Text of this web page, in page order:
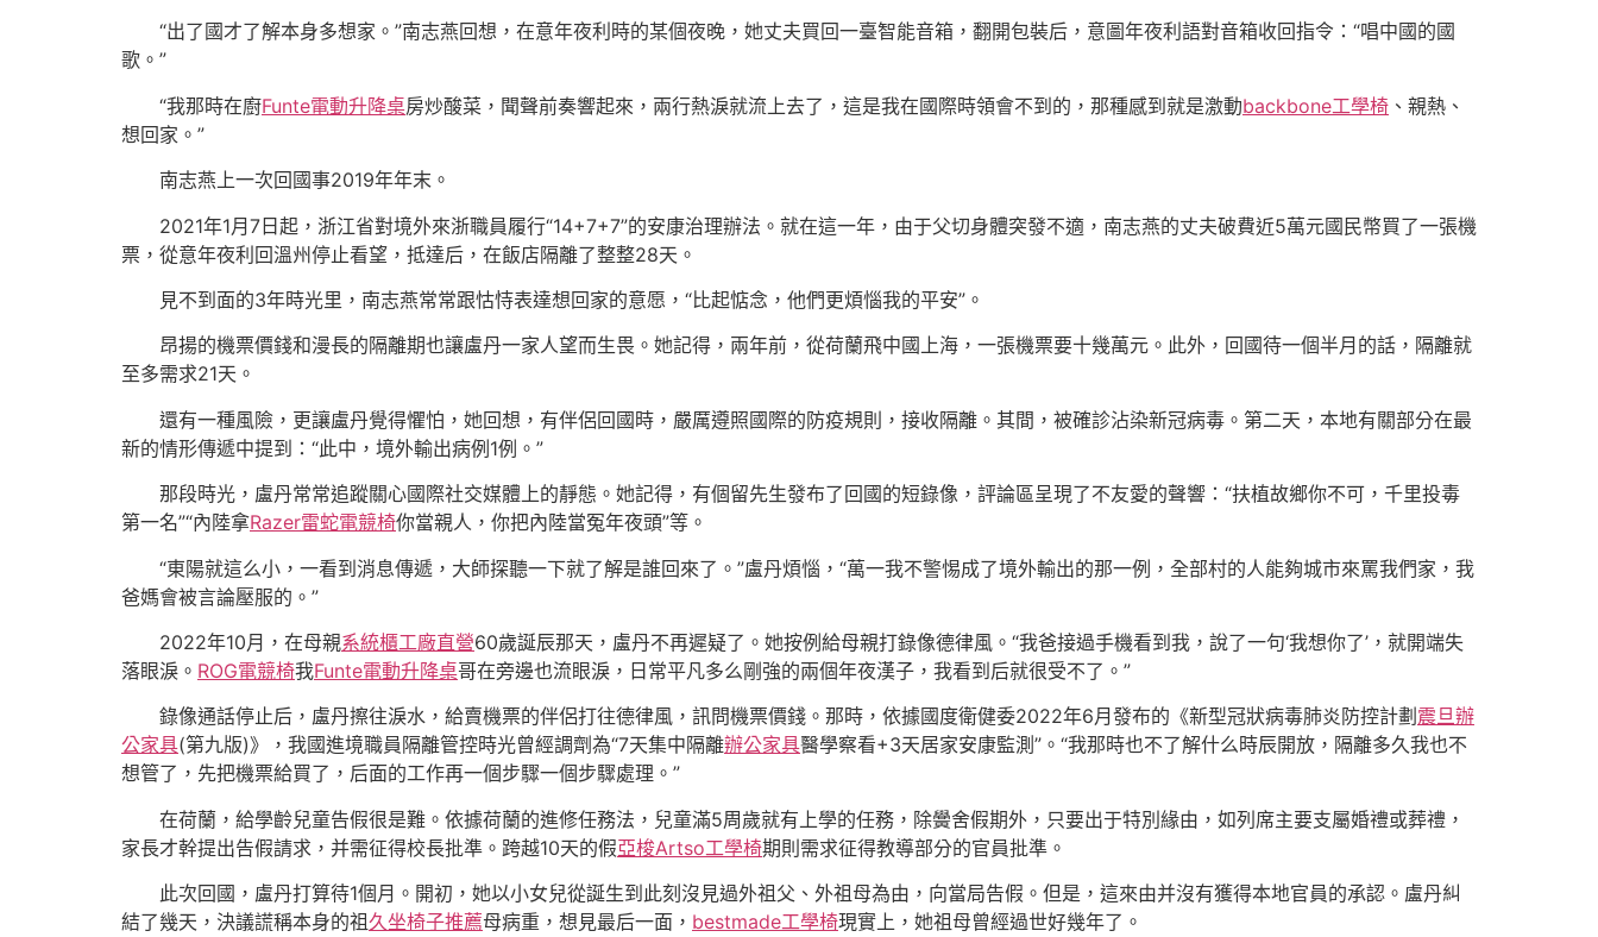
“出了國才了解本身多想家。”南志燕回想，在意年夜利時的某個夜晚，她丈夫買回一臺智能音箱，翻開包裝后，意圖年夜利語對音箱收回指令：“唱中國的國
歌。”
“我那時在廚Funte電動升降桌房炒酸菜，聞聲前奏響起來，兩行熱淚就流上去了，這是我在國際時領會不到的，那種感到就是激動backbone工學椅 、親熱、
想回家。”
南志燕上一次回國事2019年年末。
2021年1月7日起，浙江省對境外來浙職員履行“14+7+7”的安康治理辦法。就在這一年，由于父切身體突發不適，南志燕的丈夫破費近5萬元國民幣買了一張機
票，從意年夜利回溫州停止看望，抵達后，在飯店隔離了整整28天。
見不到面的3年時光里，南志燕常常跟怙恃表達想回家的意愿，“比起惦念，他們更煩惱我的平安”。
昂揚的機票價錢和漫長的隔離期也讓盧丹一家人望而生畏。她記得，兩年前，從荷蘭飛中國上海，一張機票要十幾萬元。此外，回國待一個半月的話，隔離就
至多需求21天。
還有一種風險，更讓盧丹覺得懼怕，她回想，有伴侶回國時，嚴厲遵照國際的防疫規則，接收隔離。其間，被確診沾染新冠病毒。第二天，本地有關部分在最
新的情形傳遞中提到：“此中，境外輸出病例1例。”
那段時光，盧丹常常追蹤關心國際社交媒體上的靜態。她記得，有個留先生發布了回國的短錄像，評論區呈現了不友愛的聲響：“扶植故鄉你不可，千里投毒
第一名”“內陸拿Razer雷蛇電競椅你當親人，你把內陸當冤年夜頭”等。
“東陽就這么小，一看到消息傳遞，大師探聽一下就了解是誰回來了。”盧丹煩惱，“萬一我不警惕成了境外輸出的那一例，全部村的人能夠城市來罵我們家，我
爸媽會被言論壓服的。”
2022年10月，在母親系統櫃工廠直營60歲誕辰那天，盧丹不再遲疑了。她按例給母親打錄像德律風。“我爸接過手機看到我，說了一句‘我想你了’，就開端失
落眼淚。 ROG電競椅我Funte電動升降桌哥在旁邊也流眼淚，日常平凡多么剛強的兩個年夜漢子，我看到后就很受不了。”
錄像通話停止后，盧丹擦往淚水，給賣機票的伴侶打往德律風，訊問機票價錢。那時，依據國度衛健委2022年6月發布的《新型冠狀病毒肺炎防控計劃 震旦辦
公家具(第九版)》，我國進境職員隔離管控時光曾經調劑為“7天集中隔離辦公家具醫學察看+3天居家安康監測”。“我那時也不了解什么時辰開放，隔離多久我也不
想管了，先把機票給買了，后面的工作再一個步驟一個步驟處理。”
在荷蘭，給學齡兒童告假很是難。依據荷蘭的進修任務法，兒童滿5周歲就有上學的任務，除黌舍假期外，只要出于特別緣由，如列席主要支屬婚禮或葬禮，
家長才幹提出告假請求，并需征得校長批準。跨越10天的假亞梭Artso工學椅期則需求征得教導部分的官員批準。
此次回國，盧丹打算待1個月。開初，她以小女兒從誕生到此刻沒見過外祖父、外祖母為由，向當局告假。但是，這來由并沒有獲得本地官員的承認。盧丹糾
結了幾天，決議謊稱本身的祖久坐椅子推薦母病重，想見最后一面， bestmade工學椅現實上，她祖母曾經過世好幾年了。